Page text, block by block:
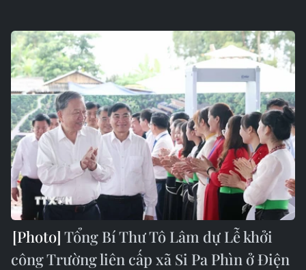
Tổng Bí Thư Tô Lâm dự Lễ khởi
công Trường liên cấp xã Si Pa Phìn ở Điện